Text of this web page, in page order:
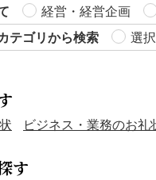
経営・経営企画
テゴリから検索 選
ビジネス・業務のお礼
す